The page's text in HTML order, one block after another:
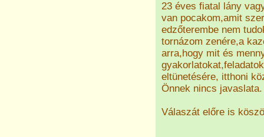
23 éves fiatal lány
van pocakom,amit
edzőterembe nem
tornázom zenére,a
arra,hogy mit és
eltünetésére, itthoni
Önnek nincs javaslata.
Válaszát előre is